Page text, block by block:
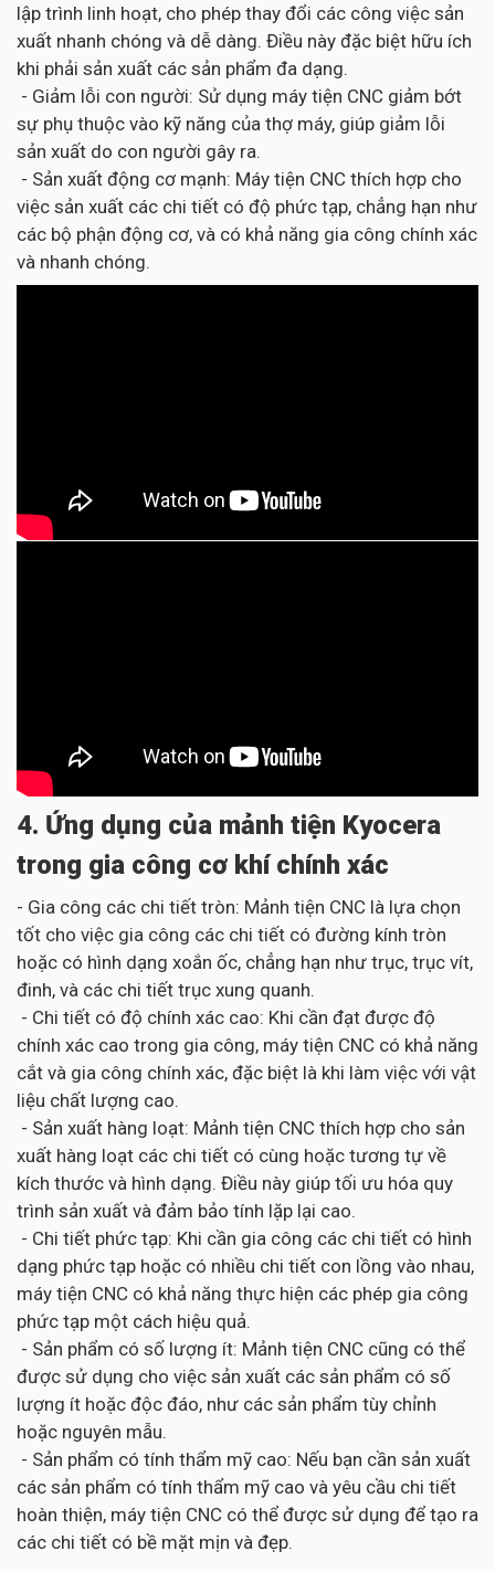
lập trình linh hoạt, cho phép thay đổi các công việc sản
xuất nhanh chóng và dễ dàng. Điều này đặc biệt hữu ích
khi phải sản xuất các sản phẩm đa dạng.
- Giảm lỗi con người: Sử dụng máy tiện CNC giảm bớt
sự phụ thuộc vào kỹ năng của thợ máy, giúp giảm lỗi
sản xuất do con người gây ra.
- Sản xuất động cơ mạnh: Máy tiện CNC thích hợp cho
việc sản xuất các chi tiết có độ phức tạp, chẳng hạn như
các bộ phận động cơ, và có khả năng gia công chính xác
và nhanh chóng.
4. Ứng dụng của mảnh tiện Kyocera
trong gia công cơ khí chính xác
- Gia công các chi tiết tròn: Mảnh tiện CNC là lựa chọn
tốt cho việc gia công các chi tiết có đường kính tròn
hoặc có hình dạng xoắn ốc, chẳng hạn như trục, trục vít,
đinh, và các chi tiết trục xung quanh.
- Chi tiết có độ chính xác cao: Khi cần đạt được độ
chính xác cao trong gia công, máy tiện CNC có khả năng
cắt và gia công chính xác, đặc biệt là khi làm việc với vật
liệu chất lượng cao.
- Sản xuất hàng loạt: Mảnh tiện CNC thích hợp cho sản
xuất hàng loạt các chi tiết có cùng hoặc tương tự về
kích thước và hình dạng. Điều này giúp tối ưu hóa quy
trình sản xuất và đảm bảo tính lặp lại cao.
- Chi tiết phức tạp: Khi cần gia công các chi tiết có hình
dạng phức tạp hoặc có nhiều chi tiết con lồng vào nhau,
máy tiện CNC có khả năng thực hiện các phép gia công
phức tạp một cách hiệu quả.
- Sản phẩm có số lượng ít: Mảnh tiện CNC cũng có thể
được sử dụng cho việc sản xuất các sản phẩm có số
lượng ít hoặc độc đáo, như các sản phẩm tùy chỉnh
hoặc nguyên mẫu.
- Sản phẩm có tính thẩm mỹ cao: Nếu bạn cần sản xuất
các sản phẩm có tính thẩm mỹ cao và yêu cầu chi tiết
hoàn thiện, máy tiện CNC có thể được sử dụng để tạo ra
các chi tiết có bề mặt mịn và đẹp.